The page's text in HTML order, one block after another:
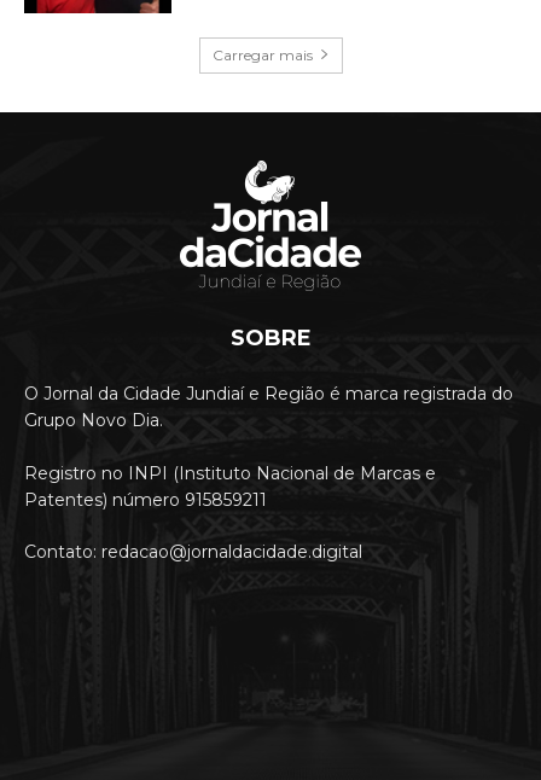
Carregar mais
SOBRE
O Jornal da Cidade Jundiaí e Região é marca registrada do
Grupo Novo Dia.
Registro no INPI (Instituto Nacional de Marcas e
Patentes) número 915859211
Contato: redacao@jornaldacidade.digital